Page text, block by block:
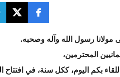
مولانا رسول الله وآله وصحبه.
المحترمين،
بكم اليوم، ككل سنة، في افتتاح